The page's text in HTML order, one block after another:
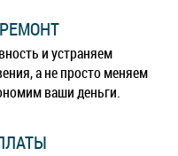
и устраняем
а не просто меняем
ваши деньги.